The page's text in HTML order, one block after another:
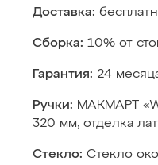
Доставка:
Сборка: 10% от
Гарантия: 24
Ручки: МАКМАРТ
320 мм, отделка
Стекло: Стекло